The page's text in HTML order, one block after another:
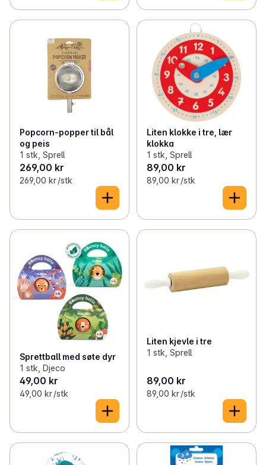
Popcorn-popper til bål
og peis
1 stk, Sprell
269,00 kr
269,00 kr /stk
Liten klokke i tre, lær
klokka
1 stk, Sprell
89,00 kr
89,00 kr /stk
Sprettball med søte dyr
1 stk, Djeco
49,00 kr
49,00 kr /stk
Liten kjevle i tre
1 stk, Sprell
89,00 kr
89,00 kr /stk